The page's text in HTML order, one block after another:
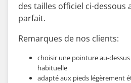
des tailles officiel ci-
parfait.
Remarques de nos clients:
choisir une pointure au-
habituelle
adapté aux pieds légèrement